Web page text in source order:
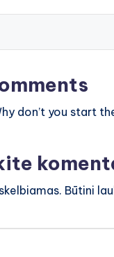
don’t you start
Būtini